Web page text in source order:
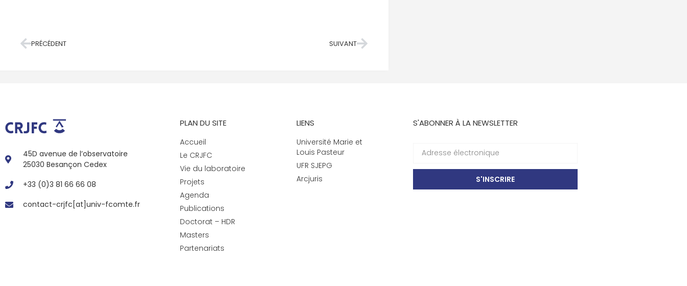
PRÉCÉDENT SUIVANT
45D avenue de l’observatoire
25030 Besançon Cedex
+33 (0)3 81 66 66 08
contact-crjfc[at]univ-fcomte.fr
PLAN DU SITE
Accueil
Le CRJFC
Vie du laboratoire
Projets
Agenda
Publications
Doctorat – HDR
Masters
Partenariats
LIENS
Université Marie et
Louis Pasteur
UFR SJEPG
Arcjuris
S'ABONNER À LA NEWSLETTER
S'INSCRIRE